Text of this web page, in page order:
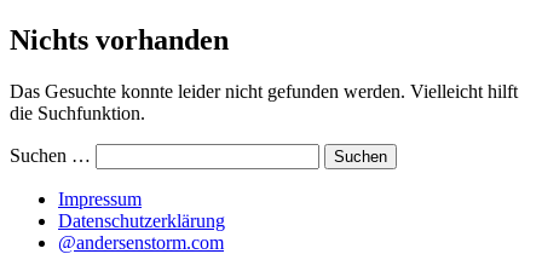
Nichts vorhanden
Das Gesuchte konnte leider nicht gefunden werden. Vielleicht hilft
die Suchfunktion.
Suchen …
Impressum
Datenschutzerklärung
@andersenstorm.com